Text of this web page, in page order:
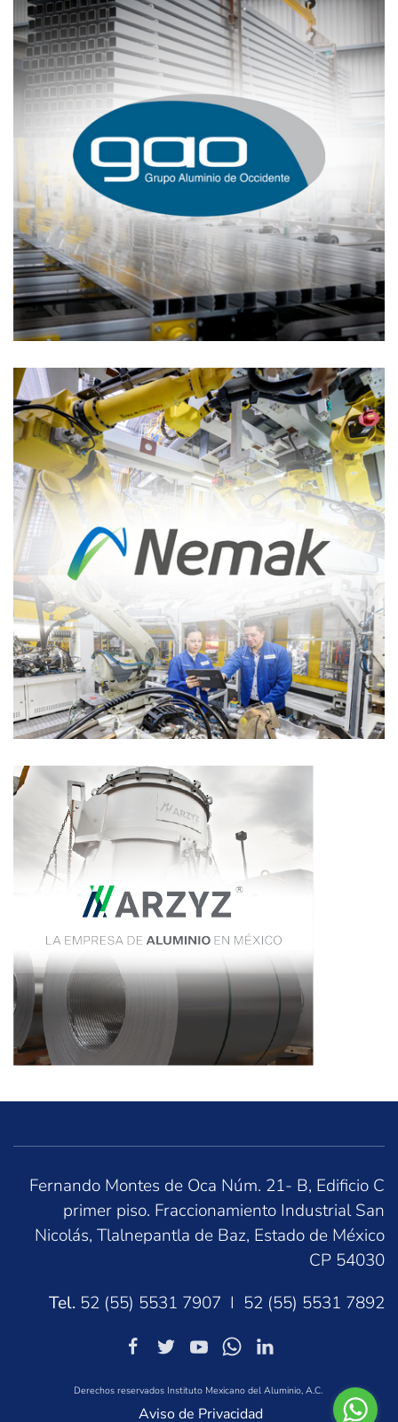
Fernando Montes de Oca Núm. 21- B, Edificio C
primer piso. Fraccionamiento Industrial San
Nicolás, Tlalnepantla de Baz, Estado de México
CP 54030
Tel. 52 (55) 5531 7907 I 52 (55) 5531 7892
Derechos reservados Instituto Mexicano del Aluminio, A.C.
Aviso de Privacidad